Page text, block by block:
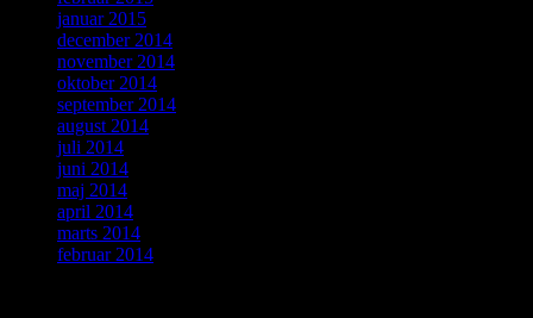
januar 2015
december 2014
november 2014
oktober 2014
september 2014
august 2014
juli 2014
juni 2014
maj 2014
april 2014
marts 2014
februar 2014